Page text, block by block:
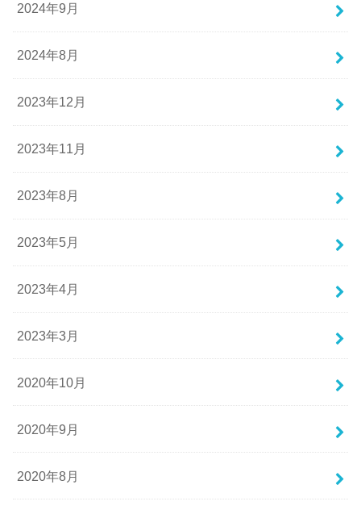
2024年9月
2024年8月
2023年12月
2023年11月
2023年8月
2023年5月
2023年4月
2023年3月
2020年10月
2020年9月
2020年8月